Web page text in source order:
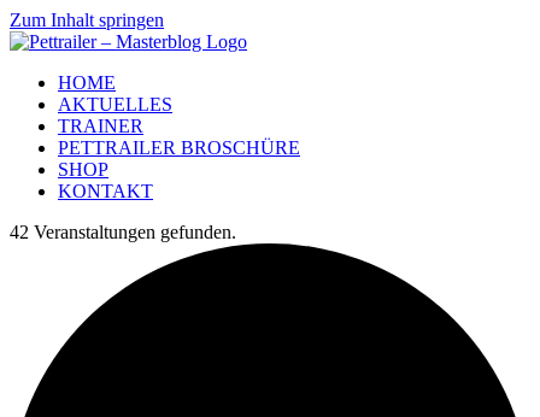
Zum Inhalt springen
HOME
AKTUELLES
TRAINER
PETTRAILER BROSCHÜRE
SHOP
KONTAKT
42 Veranstaltungen gefunden.